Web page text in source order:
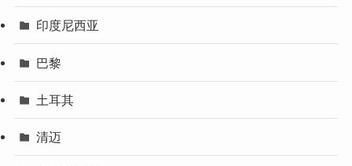
印度尼西亚
巴黎
土耳其
清迈